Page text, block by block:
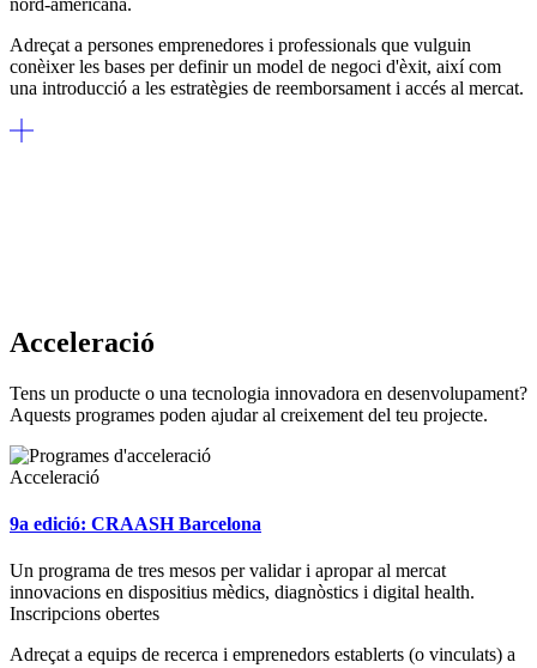
nord-americana.
Adreçat a persones emprenedores i professionals que vulguin
conèixer les bases per definir un model de negoci d'èxit, així com
una introducció a les estratègies de reemborsament i accés al mercat.
Acceleració
Tens un producte o una tecnologia innovadora en desenvolupament?
Aquests programes poden ajudar al creixement del teu projecte.
Acceleració
9a edició: CRAASH Barcelona
Un programa de tres mesos per validar i apropar al mercat
innovacions en dispositius mèdics, diagnòstics i digital health.
Inscripcions obertes
Adreçat a equips de recerca i emprenedors establerts (o vinculats) a